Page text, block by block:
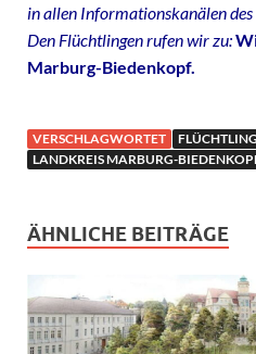
in allen Informationskanälen
Den Flüchtlingen rufen wir zu:
Marburg-Biedenkopf.
VERSCHLAGWORTET
LANDKREIS MARBURG-
ÄHNLICHE BEITRÄGE